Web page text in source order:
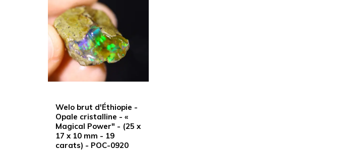
Welo brut d'Éthiopie -
Opale cristalline - «
Magical Power" - (25 x
17 x 10 mm - 19
carats) - POC-0920